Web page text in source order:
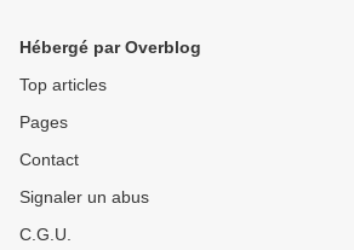
Hébergé par Overblog
Top articles
Pages
Contact
Signaler un abus
C.G.U.